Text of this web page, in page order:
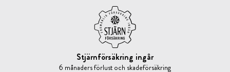
Stjärnförsäkring ingår
6 månaders förlust och skadeförsäkring